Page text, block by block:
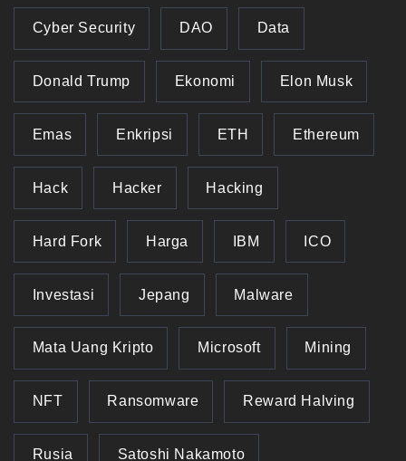
Cyber Security DAO Data
Donald Trump Ekonomi Elon Musk
Emas Enkripsi ETH Ethereum
Hack Hacker Hacking
Hard Fork Harga IBM ICO
Investasi Jepang Malware
Mata Uang Kripto Microsoft Mining
NFT Ransomware Reward Halving
Rusia Satoshi Nakamoto